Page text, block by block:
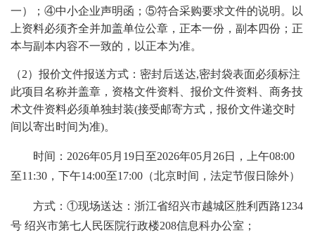
一）；④中小企业声明函；⑤符合采购要求文件的说明。以
上资料必须齐全并加盖单位公章，正本一份，副本四份；正
本与副本内容不一致的，以正本为准。
（2）报价文件报送方式：密封后送达,密封袋表面必须标注
此项目名称并盖章，资格文件资料、报价文件资料、商务技
术文件资料必须单独封装(接受邮寄方式，报价文件递交时
间以寄出时间为准)。
时间： 2026年05月19日至2026年05月26日，上午08:00
至11:30，下午14:00至17:00（北京时间，法定节假日除外）
方式： ①现场送达：浙江省绍兴市越城区胜利西路1234
号 绍兴市第七人民医院行政楼208信息科办公室；